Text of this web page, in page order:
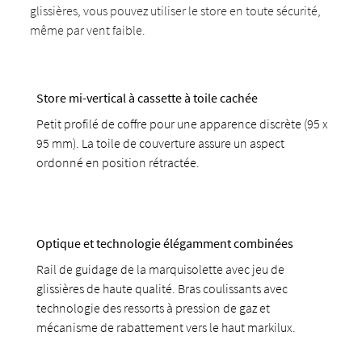
glissières, vous pouvez utiliser le store en toute sécurité,
même par vent faible.
Store mi-vertical à cassette à toile cachée
Petit profilé de coffre pour une apparence discrète (95 x
95 mm). La toile de couverture assure un aspect
ordonné en position rétractée.
Optique et technologie élégamment combinées
Rail de guidage de la marquisolette avec jeu de
glissières de haute qualité. Bras coulissants avec
technologie des ressorts à pression de gaz et
mécanisme de rabattement vers le haut markilux.